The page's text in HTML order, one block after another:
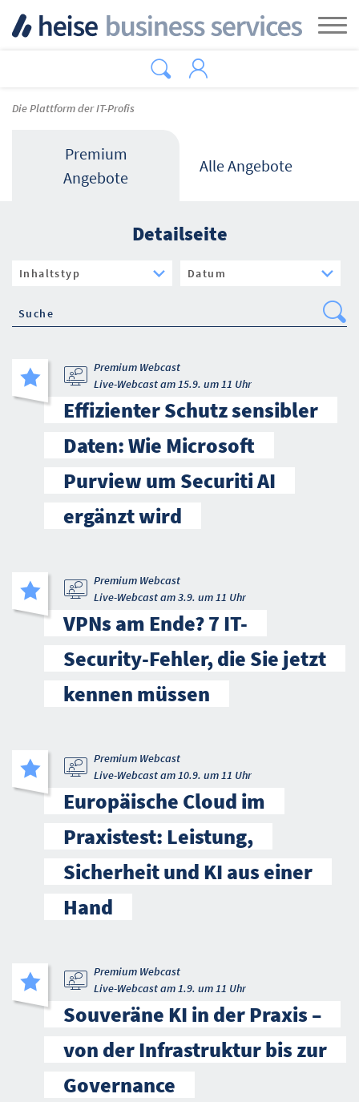
Die Plattform der IT-Profis
Premium
Angebote
Alle Angebote
Detailseite
Premium Webcast
Live-Webcast am 15.9. um 11 Uhr
Effizienter Schutz sensibler
Daten: Wie Microsoft
Purview um Securiti AI
ergänzt wird
Premium Webcast
Live-Webcast am 3.9. um 11 Uhr
VPNs am Ende? 7 IT-
Security-Fehler, die Sie jetzt
kennen müssen
Premium Webcast
Live-Webcast am 10.9. um 11 Uhr
Europäische Cloud im
Praxistest: Leistung,
Sicherheit und KI aus einer
Hand
Premium Webcast
Live-Webcast am 1.9. um 11 Uhr
Souveräne KI in der Praxis –
von der Infrastruktur bis zur
Governance